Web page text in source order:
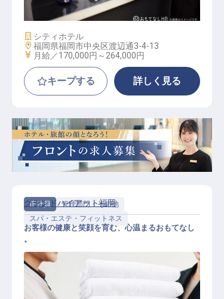
施設業態
シティホテル
勤務地
福岡県福岡市中央区渡辺通3-4-13
給与
月給／170,000円～ 264,000円
キープする 詳しく見る
正社員
管理部門・その他
スパ・エステ・フィットネス
グランドハイアット福岡
お客様の健康と笑顔を育む、心温まるおもてなし
。